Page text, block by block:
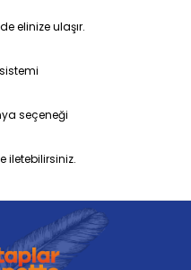
elinize ulaşır.
seçeneği
iletebilirsiniz.